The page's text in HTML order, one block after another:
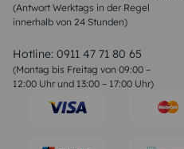
(Antwort Werktags in der Regel
innerhalb von 24 Stunden)
Hotline: 0911 47 71 80 65
(Montag bis Freitag von 09:00 –
12:00 Uhr und 13:00 – 17:00 Uhr)
Sprüche zur Konfirmation & Kommunion
Weihnachtsgedichte
Liebessprüche
Geburtstagssprüche
Trauersprüche
Konfirmation Glückwünsche